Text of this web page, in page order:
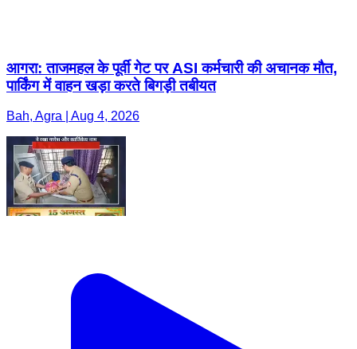
आगरा: ताजमहल के पूर्वी गेट पर ASI कर्मचारी की अचानक मौत,
पार्किंग में वाहन खड़ा करते बिगड़ी तबीयत
Bah, Agra | Aug 4, 2026